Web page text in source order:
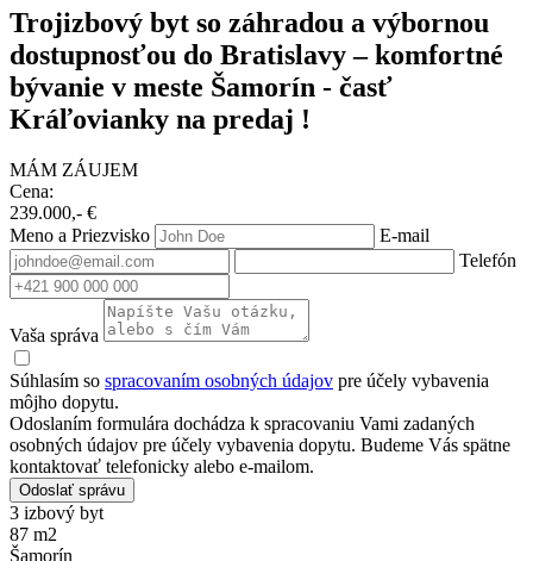
Trojizbový byt so záhradou a výbornou
dostupnosťou do Bratislavy – komfortné
bývanie v meste Šamorín - časť
Kráľovianky na predaj !
MÁM ZÁUJEM
Cena:
239.000,- €
Meno a Priezvisko
E-mail
Telefón
Vaša správa
Súhlasím so spracovaním osobných údajov pre účely vybavenia
môjho dopytu.
Odoslaním formulára dochádza k spracovaniu Vami zadaných
osobných údajov pre účely vybavenia dopytu. Budeme Vás spätne
kontaktovať telefonicky alebo e-mailom.
Odoslať správu
3 izbový byt
87 m2
Šamorín